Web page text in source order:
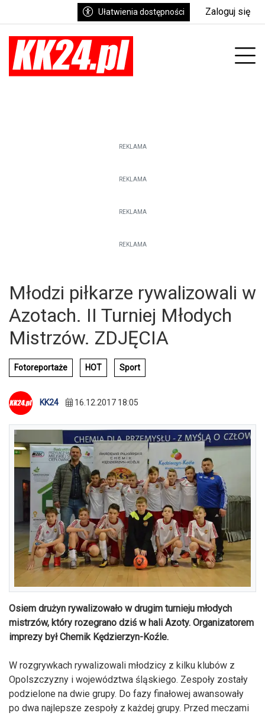
Ułatwienia dostępności Zaloguj się
REKLAMA
REKLAMA
REKLAMA
REKLAMA
Młodzi piłkarze rywalizowali w
Azotach. II Turniej Młodych
Mistrzów. ZDJĘCIA
Fotoreportaże HOT Sport
KK24 16.12.2017 18:05
Osiem drużyn rywalizowało w drugim turnieju młodych
mistrzów, który rozegrano dziś w hali Azoty. Organizatorem
imprezy był Chemik Kędzierzyn-Koźle.
W rozgrywkach rywalizowali młodzicy z kilku klubów z
Opolszczyzny i województwa śląskiego. Zespoły zostały
podzielone na dwie grupy. Do fazy finałowej awansowały
po dwa najlepsze zespoły z każdej grupy. Przed meczami